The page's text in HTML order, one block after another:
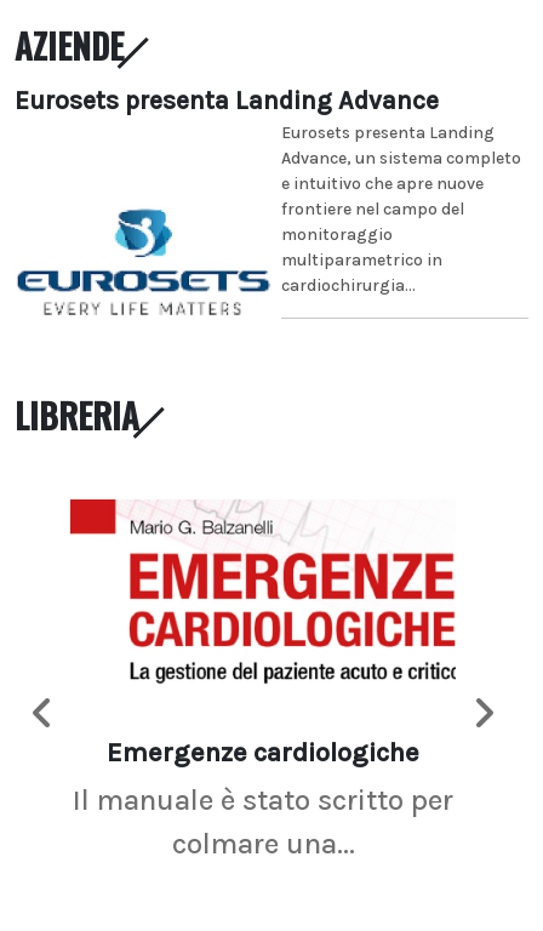
AZIENDE
Eurosets presenta Landing Advance
Eurosets presenta Landing
Advance, un sistema completo
e intuitivo che apre nuove
frontiere nel campo del
monitoraggio
multiparametrico in
cardiochirurgia...
LIBRERIA
Emergenze cardiologiche
Il manuale è stato scritto per
colmare una...